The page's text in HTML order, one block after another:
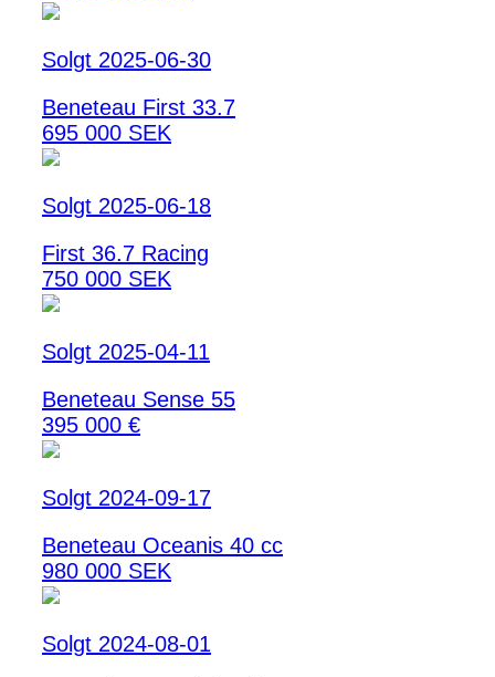
Solgt 2025-06-30
Beneteau First 33.7
695 000 SEK
Solgt 2025-06-18
First 36.7 Racing
750 000 SEK
Solgt 2025-04-11
Beneteau Sense 55
395 000 €
Solgt 2024-09-17
Beneteau Oceanis 40 cc
980 000 SEK
Solgt 2024-08-01